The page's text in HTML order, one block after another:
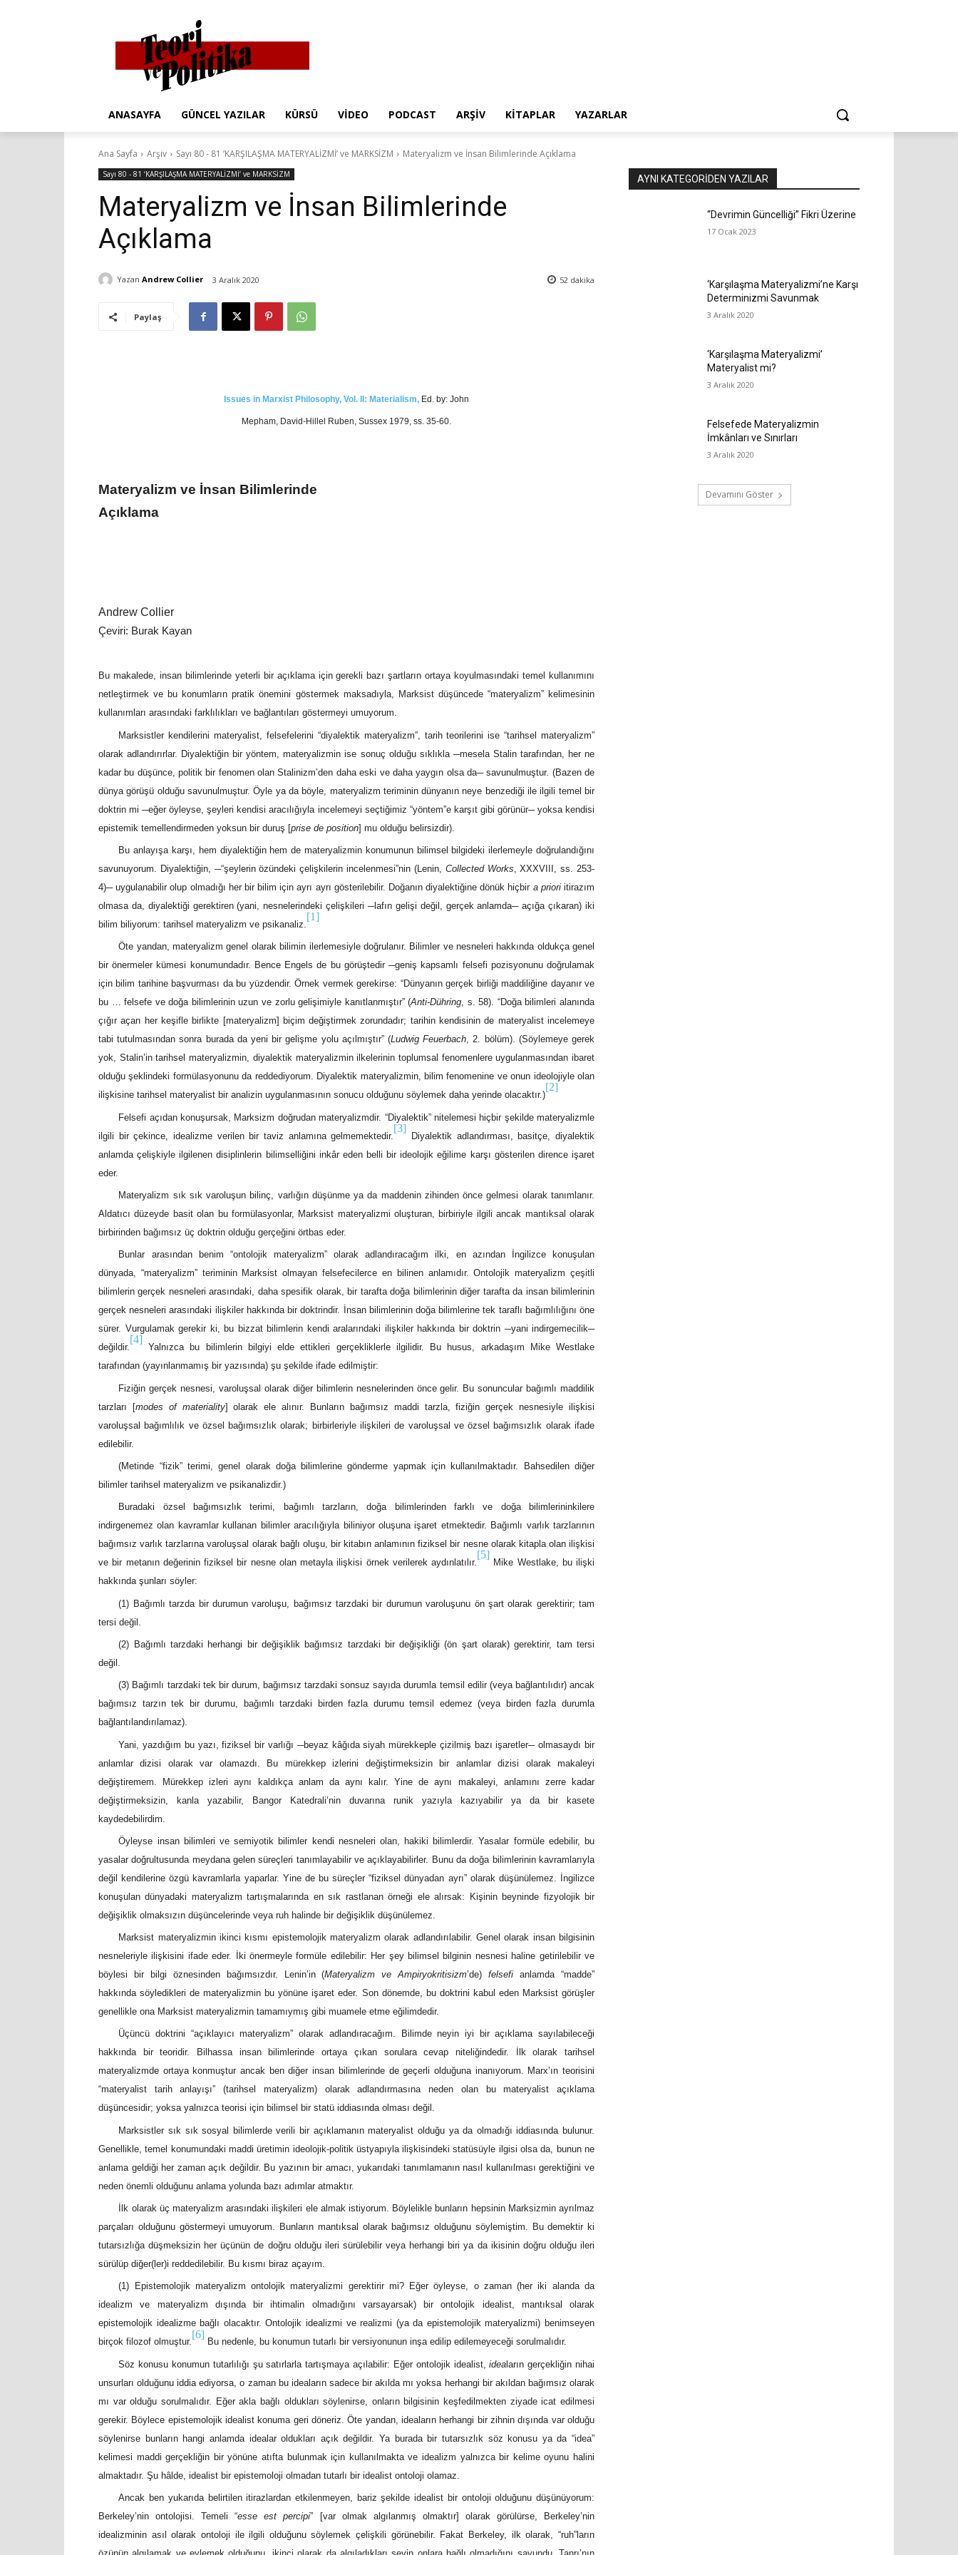
ANASAYFA GÜNCEL YAZILAR KÜRSÜ VIDEO PODCAST ARŞIV KITAPLAR YAZARLAR
Ana Sayfa Arşiv Sayı 80 - 81 ‘KARŞILAŞMA MATERYALİZMİ’ ve MARKSİZM Materyalizm ve İnsan Bilimlerinde Açıklama
Sayı 80 - 81 ‘KARŞILAŞMA MATERYALİZMİ’ ve MARKSİZM
Materyalizm ve İnsan Bilimlerinde
Açıklama
Yazan Andrew Collier 3 Aralık 2020 52 dakika
Paylaş
Issues in Marxist Philosophy, Vol. II: Materialism, Ed. by: John
Mepham, David-Hillel Ruben, Sussex 1979, ss. 35-60.
Materyalizm ve İnsan Bilimlerinde
Açıklama
Andrew Collier
Çeviri: Burak Kayan
Bu makalede, insan bilimlerinde yeterli bir açıklama için gerekli bazı şartların ortaya koyulmasındaki temel kullanımını
netleştirmek ve bu konumların pratik önemini göstermek maksadıyla, Marksist düşüncede “materyalizm” kelimesinin
kullanımları arasındaki farklılıkları ve bağlantıları göstermeyi umuyorum.
Marksistler kendilerini materyalist, felsefelerini “diyalektik materyalizm”, tarih teorilerini ise “tarihsel materyalizm”
olarak adlandırırlar. Diyalektiğin bir yöntem, materyalizmin ise sonuç olduğu sıklıkla ─mesela Stalin tarafından, her ne
kadar bu düşünce, politik bir fenomen olan Stalinizm’den daha eski ve daha yaygın olsa da─ savunulmuştur. (Bazen de
dünya görüşü olduğu savunulmuştur. Öyle ya da böyle, materyalizm teriminin dünyanın neye benzediği ile ilgili temel bir
doktrin mi ─eğer öyleyse, şeyleri kendisi aracılığıyla incelemeyi seçtiğimiz “yöntem”e karşıt gibi görünür─ yoksa kendisi
epistemik temellendirmeden yoksun bir duruş [prise de position] mu olduğu belirsizdir).
Bu anlayışa karşı, hem diyalektiğin hem de materyalizmin konumunun bilimsel bilgideki ilerlemeyle doğrulandığını
savunuyorum. Diyalektiğin, ─“şeylerin özündeki çelişkilerin incelenmesi”nin (Lenin, Collected Works , XXXVIII, ss. 253-
4)─ uygulanabilir olup olmadığı her bir bilim için ayrı ayrı gösterilebilir. Doğanın diyalektiğine dönük hiçbir a prioriitirazım
olmasa da, diyalektiği gerektiren (yani, nesnelerindeki çelişkileri ─lafın gelişi değil, gerçek anlamda─ açığa çıkaran) iki
bilim biliyorum: tarihsel materyalizm ve psikanaliz.
[1]
Öte yandan, materyalizm genel olarak bilimin ilerlemesiyle doğrulanır. Bilimler ve nesneleri hakkında oldukça genel
bir önermeler kümesi konumundadır. Bence Engels de bu görüştedir ─geniş kapsamlı felsefi pozisyonunu doğrulamak
için bilim tarihine başvurması da bu yüzdendir. Örnek vermek gerekirse: “Dünyanın gerçek birliği maddiliğine dayanır ve
bu … felsefe ve doğa bilimlerinin uzun ve zorlu gelişimiyle kanıtlanmıştır” (Anti-Dühring, s. 58). “Doğa bilimleri alanında
çığır açan her keşifle birlikte [materyalizm] biçim değiştirmek zorundadır; tarihin kendisinin de materyalist incelemeye
tabi tutulmasından sonra burada da yeni bir gelişme yolu açılmıştır” (Ludwig Feuerbach, 2. bölüm). (Söylemeye gerek
yok, Stalin’in tarihsel materyalizmin, diyalektik materyalizmin ilkelerinin toplumsal fenomenlere uygulanmasından ibaret
olduğu şeklindeki formülasyonunu da reddediyorum. Diyalektik materyalizmin, bilim fenomenine ve onun ideolojiyle olan
ilişkisine tarihsel materyalist bir analizin uygulanmasının sonucu olduğunu söylemek daha yerinde olacaktır.)
[2]
Felsefi açıdan konuşursak, Marksizm doğrudan materyalizmdir. “Diyalektik” nitelemesi hiçbir şekilde materyalizmle
ilgili bir çekince, idealizme verilen bir taviz anlamına gelmemektedir.
[3]
Diyalektik adlandırması, basitçe, diyalektik
anlamda çelişkiyle ilgilenen disiplinlerin bilimselliğini inkâr eden belli bir ideolojik eğilime karşı gösterilen dirence işaret
eder.
Materyalizm sık sık varoluşun bilinç, varlığın düşünme ya da maddenin zihinden önce gelmesi olarak tanımlanır.
Aldatıcı düzeyde basit olan bu formülasyonlar, Marksist materyalizmi oluşturan, birbiriyle ilgili ancak mantıksal olarak
birbirinden bağımsız üç doktrin olduğu gerçeğini örtbas eder.
Bunlar arasından benim “ontolojik materyalizm” olarak adlandıracağım ilki, en azından İngilizce konuşulan
dünyada, “materyalizm” teriminin Marksist olmayan felsefecilerce en bilinen anlamıdır. Ontolojik materyalizm çeşitli
bilimlerin gerçek nesneleri arasındaki, daha spesifik olarak, bir tarafta doğa bilimlerinin diğer tarafta da insan bilimlerinin
gerçek nesneleri arasındaki ilişkiler hakkında bir doktrindir. İnsan bilimlerinin doğa bilimlerine tek taraflı bağımlılığını öne
sürer. Vurgulamak gerekir ki, bu bizzat bilimlerin kendi aralarındaki ilişkiler hakkında bir doktrin ─yani indirgemecilik─
değildir.
[4]
Yalnızca bu bilimlerin bilgiyi elde ettikleri gerçekliklerle ilgilidir. Bu husus, arkadaşım Mike Westlake
tarafından (yayınlanmamış bir yazısında) şu şekilde ifade edilmiştir:
Fiziğin gerçek nesnesi, varoluşsal olarak diğer bilimlerin nesnelerinden önce gelir. Bu sonuncular bağımlı maddilik
tarzları [modes of materiality] olarak ele alınır. Bunların bağımsız maddi tarzla, fiziğin gerçek nesnesiyle ilişkisi
varoluşsal bağımlılık ve özsel bağımsızlık olarak; birbirleriyle ilişkileri de varoluşsal ve özsel bağımsızlık olarak ifade
edilebilir.
(Metinde “fizik” terimi, genel olarak doğa bilimlerine gönderme yapmak için kullanılmaktadır. Bahsedilen diğer
bilimler tarihsel materyalizm ve psikanalizdir.)
Buradaki özsel bağımsızlık terimi, bağımlı tarzların, doğa bilimlerinden farklı ve doğa bilimlerininkilere
indirgenemez olan kavramlar kullanan bilimler aracılığıyla biliniyor oluşuna işaret etmektedir. Bağımlı varlık tarzlarının
bağımsız varlık tarzlarına varoluşsal olarak bağlı oluşu, bir kitabın anlamının fiziksel bir nesne olarak kitapla olan ilişkisi
ve bir metanın değerinin fiziksel bir nesne olan metayla ilişkisi örnek verilerek aydınlatılır.
[5]
Mike Westlake, bu ilişki
hakkında şunları söyler:
(1) Bağımlı tarzda bir durumun varoluşu, bağımsız tarzdaki bir durumun varoluşunu ön şart olarak gerektirir; tam
tersi değil.
(2) Bağımlı tarzdaki herhangi bir değişiklik bağımsız tarzdaki bir değişikliği (ön şart olarak) gerektirir, tam tersi
değil.
(3) Bağımlı tarzdaki tek bir durum, bağımsız tarzdaki sonsuz sayıda durumla temsil edilir (veya bağlantılıdır) ancak
bağımsız tarzın tek bir durumu, bağımlı tarzdaki birden fazla durumu temsil edemez (veya birden fazla durumla
bağlantılandırılamaz).
Yani, yazdığım bu yazı, fiziksel bir varlığı ─beyaz kâğıda siyah mürekkeple çizilmiş bazı işaretler─ olmasaydı bir
anlamlar dizisi olarak var olamazdı. Bu mürekkep izlerini değiştirmeksizin bir anlamlar dizisi olarak makaleyi
değiştiremem. Mürekkep izleri aynı kaldıkça anlam da aynı kalır. Yine de aynı makaleyi, anlamını zerre kadar
değiştirmeksizin, kanla yazabilir, Bangor Katedrali’nin duvarına runik yazıyla kazıyabilir ya da bir kasete
kaydedebilirdim.
Öyleyse insan bilimleri ve semiyotik bilimler kendi nesneleri olan, hakiki bilimlerdir. Yasalar formüle edebilir, bu
yasalar doğrultusunda meydana gelen süreçleri tanımlayabilir ve açıklayabilirler. Bunu da doğa bilimlerinin kavramlarıyla
değil kendilerine özgü kavramlarla yaparlar. Yine de bu süreçler “fiziksel dünyadan ayrı” olarak düşünülemez. İngilizce
konuşulan dünyadaki materyalizm tartışmalarında en sık rastlanan örneği ele alırsak: Kişinin beyninde fizyolojik bir
değişiklik olmaksızın düşüncelerinde veya ruh halinde bir değişiklik düşünülemez.
Marksist materyalizmin ikinci kısmı epistemolojik materyalizm olarak adlandırılabilir. Genel olarak insan bilgisinin
nesneleriyle ilişkisini ifade eder. İki önermeyle formüle edilebilir: Her şey bilimsel bilginin nesnesi haline getirilebilir ve
böylesi bir bilgi öznesinden bağımsızdır. Lenin’in (Materyalizm ve Ampiryokritisizm’de)felsefi anlamda “madde”
hakkında söyledikleri de materyalizmin bu yönüne işaret eder. Son dönemde, bu doktrini kabul eden Marksist görüşler
genellikle ona Marksist materyalizmin tamamıymış gibi muamele etme eğilimdedir.
Üçüncü doktrini “açıklayıcı materyalizm” olarak adlandıracağım. Bilimde neyin iyi bir açıklama sayılabileceği
hakkında bir teoridir. Bilhassa insan bilimlerinde ortaya çıkan sorulara cevap niteliğindedir. İlk olarak tarihsel
materyalizmde ortaya konmuştur ancak ben diğer insan bilimlerinde de geçerli olduğuna inanıyorum. Marx’ın teorisini
“materyalist tarih anlayışı” (tarihsel materyalizm) olarak adlandırmasına neden olan bu materyalist açıklama
düşüncesidir; yoksa yalnızca teorisi için bilimsel bir statü iddiasında olması değil.
Marksistler sık sık sosyal bilimlerde verili bir açıklamanın materyalist olduğu ya da olmadığı iddiasında bulunur.
Genellikle, temel konumundaki maddi üretimin ideolojik-politik üstyapıyla ilişkisindeki statüsüyle ilgisi olsa da, bunun ne
anlama geldiği her zaman açık değildir. Bu yazının bir amacı, yukarıdaki tanımlamanın nasıl kullanılması gerektiğini ve
neden önemli olduğunu anlama yolunda bazı adımlar atmaktır.
İlk olarak üç materyalizm arasındaki ilişkileri ele almak istiyorum. Böylelikle bunların hepsinin Marksizmin ayrılmaz
parçaları olduğunu göstermeyi umuyorum. Bunların mantıksal olarak bağımsız olduğunu söylemiştim. Bu demektir ki
tutarsızlığa düşmeksizin her üçünün de doğru olduğu ileri sürülebilir veya herhangi biri ya da ikisinin doğru olduğu ileri
sürülüp diğer(ler)i reddedilebilir. Bu kısmı biraz açayım.
(1) Epistemolojik materyalizm ontolojik materyalizmi gerektirir mi? Eğer öyleyse, o zaman (her iki alanda da
idealizm ve materyalizm dışında bir ihtimalin olmadığını varsayarsak) bir ontolojik idealist, mantıksal olarak
epistemolojik idealizme bağlı olacaktır. Ontolojik idealizmi ve realizmi (ya da epistemolojik materyalizmi) benimseyen
birçok filozof olmuştur.
[6]
Bu nedenle, bu konumun tutarlı bir versiyonunun inşa edilip edilemeyeceği sorulmalıdır.
Söz konusu konumun tutarlılığı şu satırlarla tartışmaya açılabilir: Eğer ontolojik idealist,idea ların gerçekliğin nihai
unsurları olduğunu iddia ediyorsa, o zaman bu ideaların sadece bir akılda mı yoksa herhangi bir akıldan bağımsız olarak
mı var olduğu sorulmalıdır. Eğer akla bağlı oldukları söylenirse, onların bilgisinin keşfedilmekten ziyade icat edilmesi
gerekir. Böylece epistemolojik idealist konuma geri döneriz. Öte yandan, ideaların herhangi bir zihnin dışında var olduğu
söylenirse bunların hangi anlamda idealar oldukları açık değildir. Ya burada bir tutarsızlık söz konusu ya da “idea”
kelimesi maddi gerçekliğin bir yönüne atıfta bulunmak için kullanılmakta ve idealizm yalnızca bir kelime oyunu halini
almaktadır. Şu hâlde, idealist bir epistemoloji olmadan tutarlı bir idealist ontoloji olamaz.
Ancak ben yukarıda belirtilen itirazlardan etkilenmeyen, bariz şekilde idealist bir ontoloji olduğunu düşünüyorum:
Berkeley’nin ontolojisi. Temeli “esse est percipi” [var olmak algılanmış olmaktır] olarak görülürse, Berkeley’nin
idealizminin asıl olarak ontoloji ile ilgili olduğunu söylemek çelişkili görünebilir. Fakat Berkeley, ilk olarak, “ruh”ların
AYNI KATEGORIDEN YAZILAR
“Devrimin Güncelliği” Fikri Üzerine
17 Ocak 2023
‘Karşılaşma Materyalizmi’ne Karşı
Determinizmi Savunmak
3 Aralık 2020
‘Karşılaşma Materyalizmi’
Materyalist mi?
3 Aralık 2020
Felsefede Materyalizmin
İmkânları ve Sınırları
3 Aralık 2020
Devamını Göster